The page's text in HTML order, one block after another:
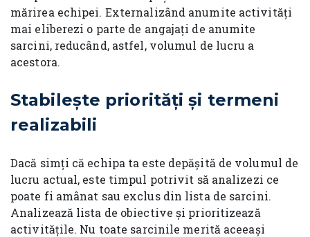
mărirea echipei. Externalizând anumite activități
mai eliberezi o parte de angajați de anumite
sarcini, reducând, astfel, volumul de lucru a
acestora.
Stabilește priorități și termeni
realizabili
Dacă simți că echipa ta este depășită de volumul de
lucru actual, este timpul potrivit să analizezi ce
poate fi amânat sau exclus din lista de sarcini.
Analizează lista de obiective și prioritizează
activitățile. Nu toate sarcinile merită aceeași